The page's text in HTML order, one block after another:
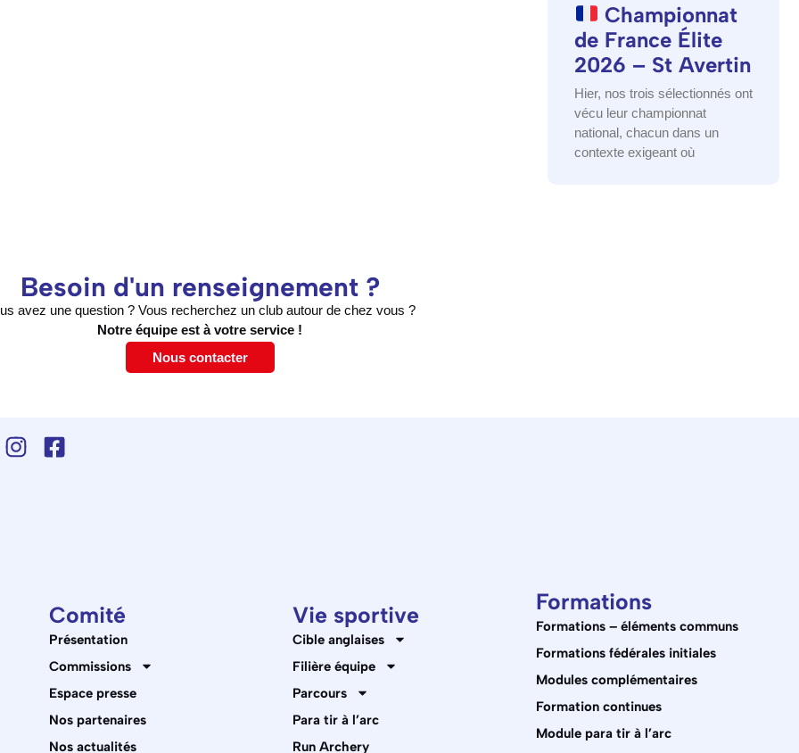
Championnat
de France Élite
2026 – St Avertin
Hier, nos trois sélectionnés ont
vécu leur championnat
national, chacun dans un
contexte exigeant où
Besoin d'un renseignement ?
avez une question ? Vous recherchez un club autour de chez vous ?
Notre équipe est à votre service !
Nous contacter
Comité
Présentation
Commissions
Espace presse
Nos partenaires
Nos actualités
Vie sportive
Cible anglaises
Filière équipe
Parcours
Para tir à l’arc
Run Archery
Formations
Formations – éléments communs
Formations fédérales initiales
Modules complémentaires
Formation continues
Module para tir à l’arc